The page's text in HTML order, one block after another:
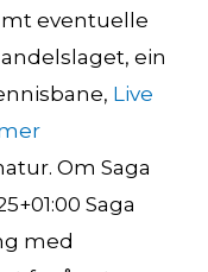
eventuelle
ein
Live
Om Saga
Saga
med